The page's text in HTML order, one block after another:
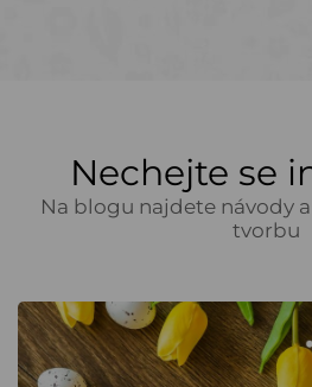
Nechejte se
Na blogu najdete návody
tvorbu